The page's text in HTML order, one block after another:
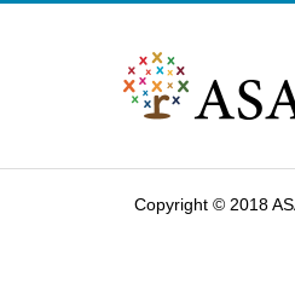
Copyright © 2018